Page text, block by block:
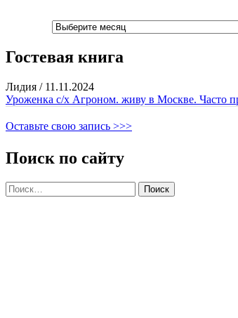
Гостевая книга
Лидия / 11.11.2024
Уроженка с/х Агроном. живу в Москве. Часто
Оставьте свою запись >>>
Поиск по сайту
Найти: